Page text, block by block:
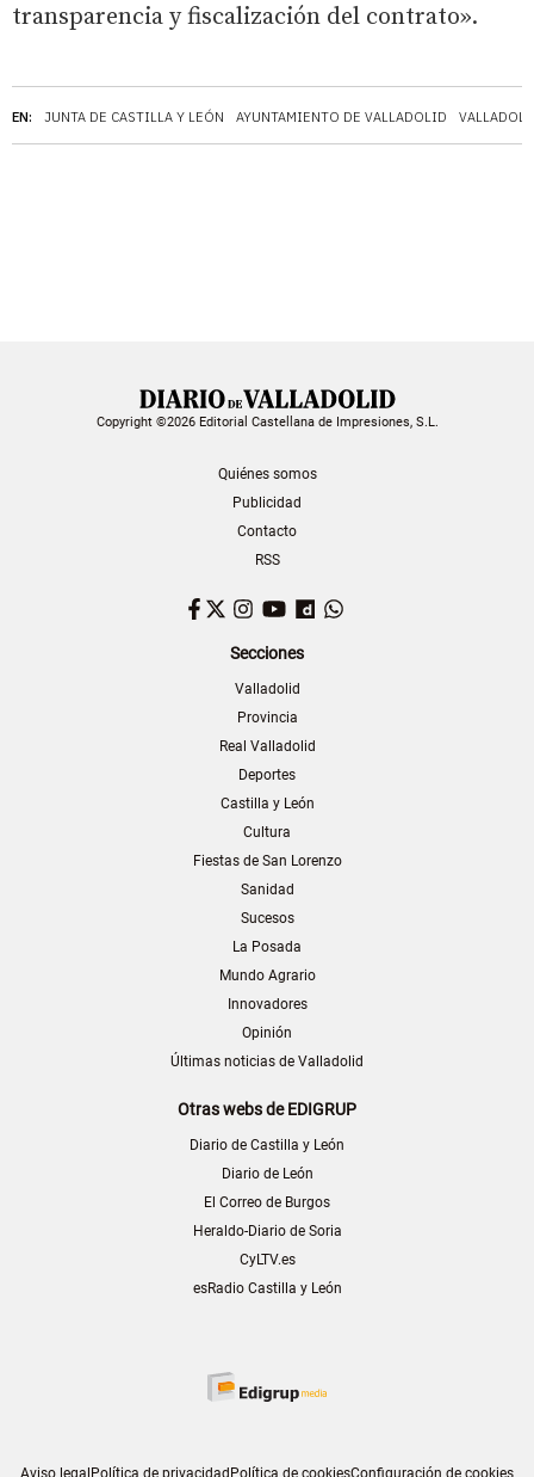
EN: JUNTA DE CASTILLA Y LEÓN AYUNTAMIENTO DE VALLADOLID
transparencia y fiscalización del contrato».
Copyright ©2026 Editorial Castellana de Impresiones, S.L.
Quiénes somos
Publicidad
Contacto
RSS
Facebook
TwitterInstagram
YouTubeDailymotion
Secciones
Valladolid
Provincia
Real Valladolid
Deportes
Castilla y León
Cultura
Fiestas de San Lorenzo
Sanidad
Sucesos
La Posada
Mundo Agrario
Innovadores
Opinión
Últimas noticias de Valladolid
Otras webs de EDIGRUP
Diario de Castilla y León
Diario de León
El Correo de Burgos
Heraldo-Diario de Soria
CyLTV.es
esRadio Castilla y León
Aviso legalPolítica de privacidadPolítica de cookiesConfiguración de cookies